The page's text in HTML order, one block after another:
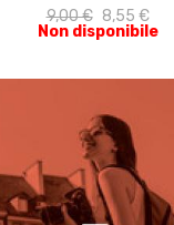
9,00 € 8,55 €
Non disponibile